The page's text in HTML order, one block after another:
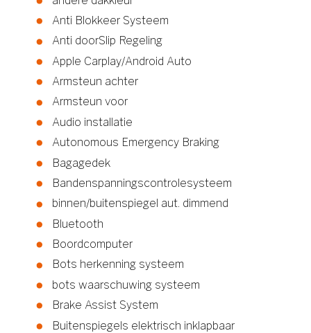
Anti Blokkeer Systeem
Anti doorSlip Regeling
Apple Carplay/Android Auto
Armsteun achter
Armsteun voor
Audio installatie
Autonomous Emergency Braking
Bagagedek
Bandenspanningscontrolesysteem
binnen/buitenspiegel aut. dimmend
Bluetooth
Boordcomputer
Bots herkenning systeem
bots waarschuwing systeem
Brake Assist System
Buitenspiegels elektrisch inklapbaar